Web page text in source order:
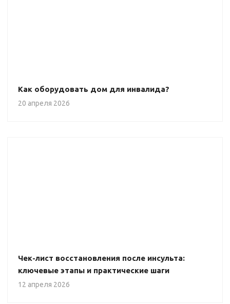
Как оборудовать дом для инвалида?
20 апреля 2026
Чек-лист восстановления после инсульта:
ключевые этапы и практические шаги
12 апреля 2026